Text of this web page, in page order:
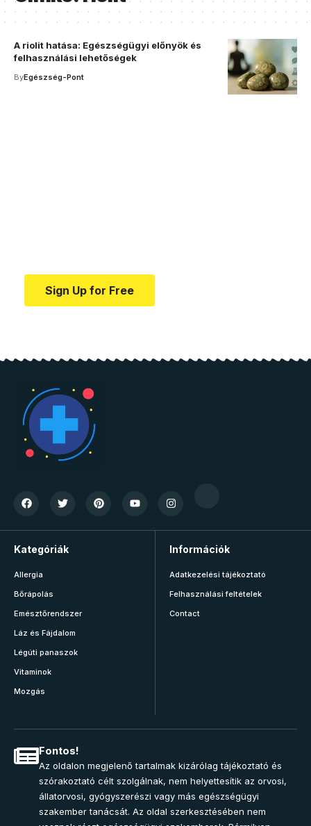
A riolit hatása: Egészségügyi előnyök és
felhasználási lehetőségek
ByEgészség-Pont
Sign Up for Free
Kategóriák
Allergia
Bőrápolás
Emésztőrendszer
Láz és Fájdalom
Légúti panaszok
Vitaminok
Mozgás
Információk
Adatkezelési tájékoztató
Felhasználási feltételek
Contact
Fontos!
Az oldalon megjelenő tartalmak kizárólag tájékoztató és
szórakoztató célt szolgálnak, nem helyettesítik az orvosi,
állatorvosi, gyógyszerészi vagy más egészségügyi
szakember tanácsát. Az oldal szerkesztésében nem